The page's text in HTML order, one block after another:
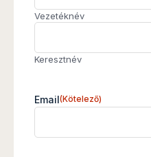
Vezetéknév
Keresztnév
Email(Kötelező)